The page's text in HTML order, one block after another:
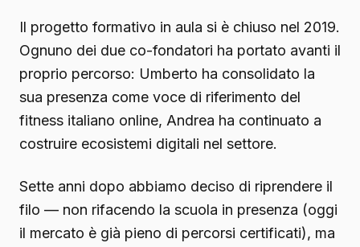
Il progetto formativo in aula si è chiuso nel 2019.
Ognuno dei due co-fondatori ha portato avanti il
proprio percorso: Umberto ha consolidato la
sua presenza come voce di riferimento del
fitness italiano online, Andrea ha continuato a
costruire ecosistemi digitali nel settore.
Sette anni dopo abbiamo deciso di riprendere il
filo — non rifacendo la scuola in presenza (oggi
il mercato è già pieno di percorsi certificati), ma